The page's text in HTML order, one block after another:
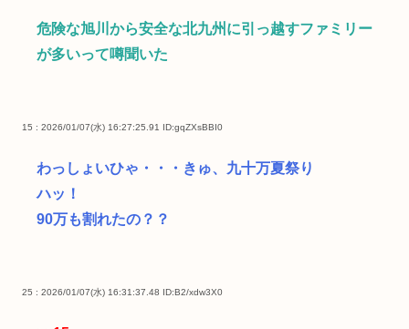
危険な旭川から安全な北九州に引っ越すファミリー
が多いって噂聞いた
15 : 2026/01/07(水) 16:27:25.91 ID:gqZXsBBI0
わっしょいひゃ・・・きゅ、九十万夏祭り
ハッ！
90万も割れたの？？
25 : 2026/01/07(水) 16:31:37.48 ID:B2/xdw3X0